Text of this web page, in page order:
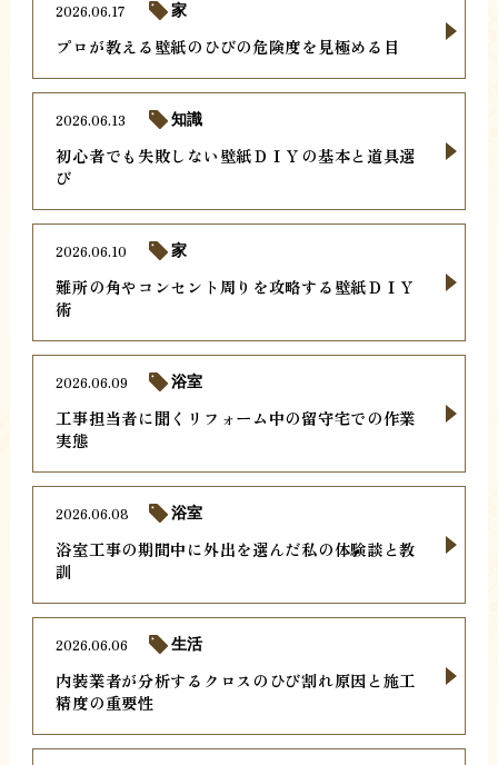
プロが教える壁紙のひびの危険度を見極める目
2026.06.17 家
初心者でも失敗しない壁紙ＤＩＹの基本と道具選
び
2026.06.13 知識
難所の角やコンセント周りを攻略する壁紙ＤＩＹ
術
2026.06.10 家
工事担当者に聞くリフォーム中の留守宅での作業
実態
2026.06.09 浴室
浴室工事の期間中に外出を選んだ私の体験談と教
訓
2026.06.08 浴室
内装業者が分析するクロスのひび割れ原因と施工
精度の重要性
2026.06.06 生活